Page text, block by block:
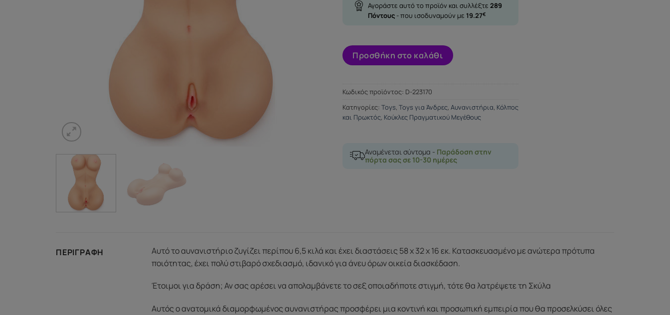
Αγοράστε αυτό το προϊόν και συλλέξτε 289
Πόντους - που ισοδυναμούν με 19.27€
Προσθήκη στο καλάθι
Κωδικός προϊόντος: D-223170
Κατηγορίες: Toys, Toys για Άνδρες, Αυνανιστήρια, Κόλπος
και Πρωκτός, Κούκλες Πραγματικού Μεγέθους
Αναμένεται σύντομα - Παράδοση στην
πόρτα σας σε 10-30 ημέρες
ΠΕΡΙΓΡΑΦΉ
Αυτό το αυνανιστήριο ζυγίζει περίπου 6,5 κιλά και έχει διαστάσεις 58 x 32 x 16 εκ. Κατασκευασμένο με ανώτερα πρότυπα
ποιότητας, έχει πολύ στιβαρό σχεδιασμό, ιδανικό για άνευ όρων οικεία διασκέδαση.
Έτοιμοι για δράση; Αν σας αρέσει να απολαμβάνετε το σεξ οποιαδήποτε στιγμή, τότε θα λατρέψετε τη Σκύλα
Αυτός ο ανατομικά διαμορφωμένος αυνανιστήρας προσφέρει μια κοντινή και προσωπική εμπειρία που θα προσελκύσει όλες